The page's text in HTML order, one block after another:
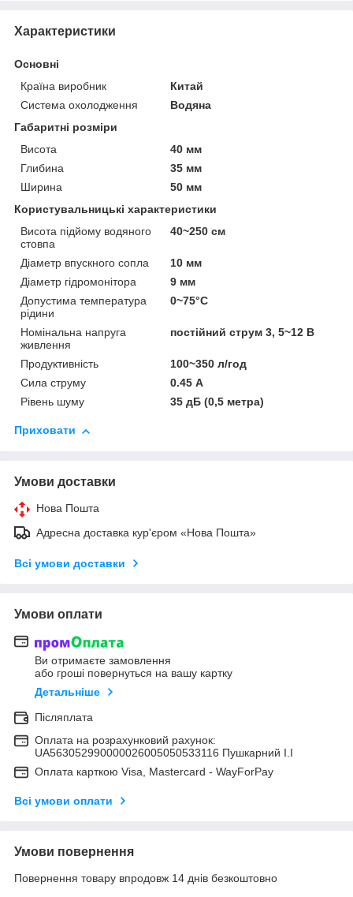
Характеристики
Основні
Країна виробник
Китай
Система охолодження
Водяна
Габаритні розміри
Висота
40 мм
Глибина
35 мм
Ширина
50 мм
Користувальницькі характеристики
Висота підйому водяного
стовпа
40~250 см
Діаметр впускного сопла
10 мм
Діаметр гідромонітора
9 мм
Допустима температура
рідини
0~75°C
Номінальна напруга
живлення
постійний струм 3, 5~12 В
Продуктивність
100~350 л/год
Сила струму
0.45 А
Рівень шуму
35 дБ (0,5 метра)
Приховати
Умови доставки
Нова Пошта
Адресна доставка кур'єром «Нова Пошта»
Всі умови доставки
Умови оплати
Ви отримаєте замовлення
або гроші повернуться на вашу картку
Детальніше
Післяплата
Оплата на розрахунковий рахунок:
UA563052990000026005050533116 Пушкарний І.І
Оплата карткою Visa, Mastercard - WayForPay
Всі умови оплати
Умови повернення
Повернення товару впродовж 14 днів безкоштовно